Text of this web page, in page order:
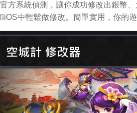
方系統偵測，讓你成功修改出銀幣
中輕鬆做修改。簡單實用，你的